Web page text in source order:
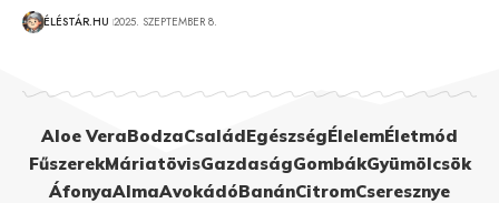
ÉLÉSTÁR.HU 2025. SZEPTEMBER 8.
Aloe VeraBodzaCsaládEgészségÉlelemÉletmód
FűszerekMáriatövisGazdaságGombákGyümölcsök
ÁfonyaAlmaAvokádóBanánCitromCseresznye